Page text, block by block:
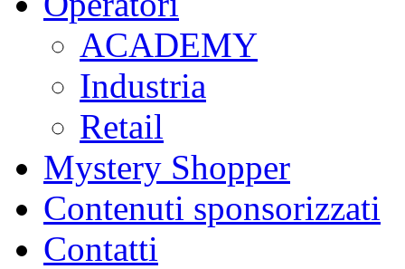
ACADEMY
Industria
Retail
Mystery Shopper
Contenuti sponsorizzati
Contatti